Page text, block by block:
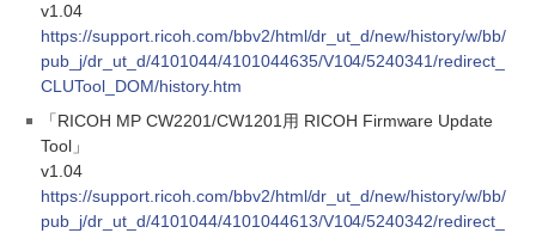
v1.04
https://support.ricoh.com/bbv2/html/dr_ut_d/new/history/w/bb/
pub_j/dr_ut_d/4101044/4101044635/V104/5240341/redirect_
CLUTool_DOM/history.htm
「RICOH MP CW2201/CW1201用 RICOH Firmware Update
Tool」
v1.04
https://support.ricoh.com/bbv2/html/dr_ut_d/new/history/w/bb/
pub_j/dr_ut_d/4101044/4101044613/V104/5240342/redirect_